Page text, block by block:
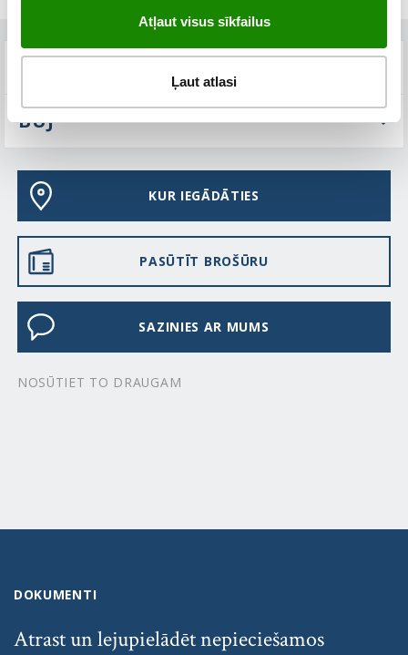
Atļaut visus sīkfailus
Ļaut atlasi
BUJ
KUR IEGĀDĀTIES
PASŪTĪT BROŠŪRU
SAZINIES AR MUMS
NOSŪTIET TO DRAUGAM
DOKUMENTI
Atrast un lejupielādēt nepieciešamos